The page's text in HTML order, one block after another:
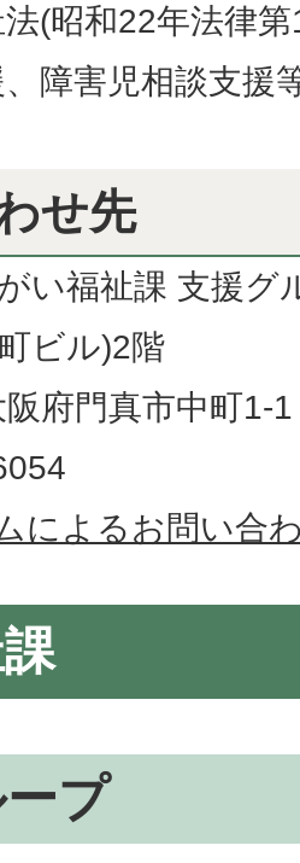
法(昭和22年法律
障害児相談支援
せ先
い福祉課 支援グ
ビル)2階
府門真市中町1-1
によるお問い合
プ